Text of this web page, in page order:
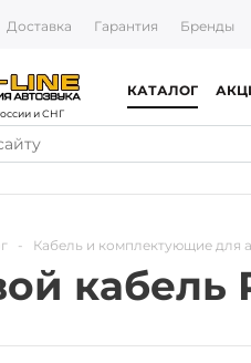
Доставка Гарантия Бренды
и СНГ
КАТАЛОГ
- Кабель и комплектующие для
кабель